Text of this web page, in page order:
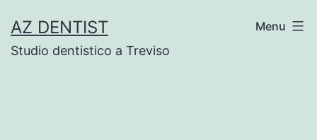
to
content
AZ DENTIST
Studio dentistico a Treviso
Menu